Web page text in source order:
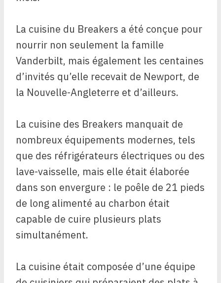
La cuisine du Breakers a été conçue pour
nourrir non seulement la famille
Vanderbilt, mais également les centaines
d’invités qu’elle recevait de Newport, de
la Nouvelle-Angleterre et d’ailleurs.
La cuisine des Breakers manquait de
nombreux équipements modernes, tels
que des réfrigérateurs électriques ou des
lave-vaisselle, mais elle était élaborée
dans son envergure : le poêle de 21 pieds
de long alimenté au charbon était
capable de cuire plusieurs plats
simultanément.
La cuisine était composée d’une équipe